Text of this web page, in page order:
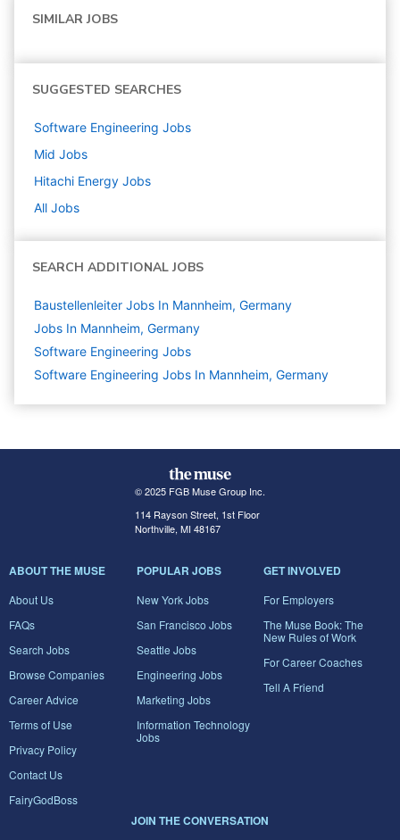
SIMILAR JOBS
SUGGESTED SEARCHES
Software Engineering Jobs
Mid Jobs
Hitachi Energy Jobs
All Jobs
SEARCH ADDITIONAL JOBS
Baustellenleiter Jobs In Mannheim, Germany
Jobs In Mannheim, Germany
Software Engineering Jobs
Software Engineering Jobs In Mannheim, Germany
© 2025 FGB Muse Group Inc.
114 Rayson Street, 1st Floor
Northville, MI 48167
ABOUT THE MUSE
About Us
FAQs
Search Jobs
Browse Companies
Career Advice
Terms of Use
Privacy Policy
Contact Us
FairyGodBoss
POPULAR JOBS
New York Jobs
San Francisco Jobs
Seattle Jobs
Engineering Jobs
Marketing Jobs
Information Technology
Jobs
GET INVOLVED
For Employers
The Muse Book: The
New Rules of Work
For Career Coaches
Tell A Friend
JOIN THE CONVERSATION